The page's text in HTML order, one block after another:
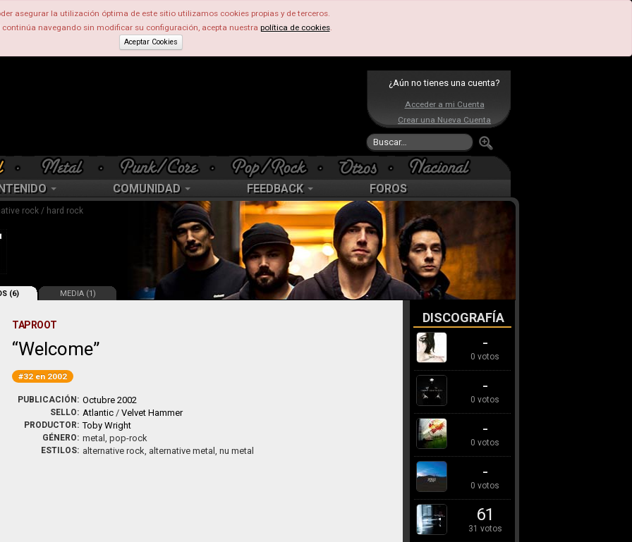
asegurar la utilización óptima de este sitio utilizamos cookies propias y de terceros.
continúa navegando sin modificar su configuración, acepta nuestra política de cookies.
Aceptar Cookies
¿Aún no tienes una cuenta?
Acceder a mi Cuenta
Crear una Nueva Cuenta
COMUNIDAD FEEDBACK FOROS
rock / hard rock
(6) MEDIA (1)
TAPROOT
Welcome
#32 en 2002
PUBLICACIÓN: Octubre 2002
SELLO: Atlantic /Velvet Hammer
PRODUCTOR: Toby Wright
GÉNERO: metal, pop-rock
ESTILOS: alternative rock, alternative metal, nu metal
DISCOGRAFÍA
-
0 votos
-
0 votos
-
0 votos
-
0 votos
61
31 votos